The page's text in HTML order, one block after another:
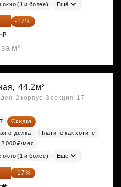
(1 и более) Ещё
₽ -17%
₽
м²
44.2м²
2 корпус, 3 секция, 17
Скидка
отделка
Платите как хотите
2 000 ₽/мес
(1 и более) Ещё
₽ -17%